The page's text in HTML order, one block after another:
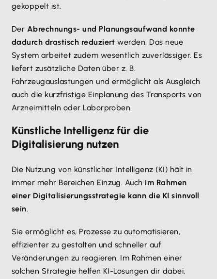
gekoppelt ist.
Der Abrechnungs- und Planungsaufwand konnte
dadurch drastisch reduziert werden. Das neue
System arbeitet zudem wesentlich zuverlässiger. Es
liefert zusätzliche Daten über z. B.
Fahrzeugauslastungen und ermöglicht als Ausgleich
auch die kurzfristige Einplanung des Transports von
Arzneimitteln oder Laborproben.
Künstliche Intelligenz für die
Digitalisierung nutzen
Die Nutzung von künstlicher Intelligenz (KI) hält in
immer mehr Bereichen Einzug. Auch im Rahmen
einer Digitalisierungsstrategie kann die KI sinnvoll
sein.
Sie ermöglicht es, Prozesse zu automatisieren,
effizienter zu gestalten und schneller auf
Veränderungen zu reagieren. Im Rahmen einer
solchen Strategie helfen KI-Lösungen dir dabei,